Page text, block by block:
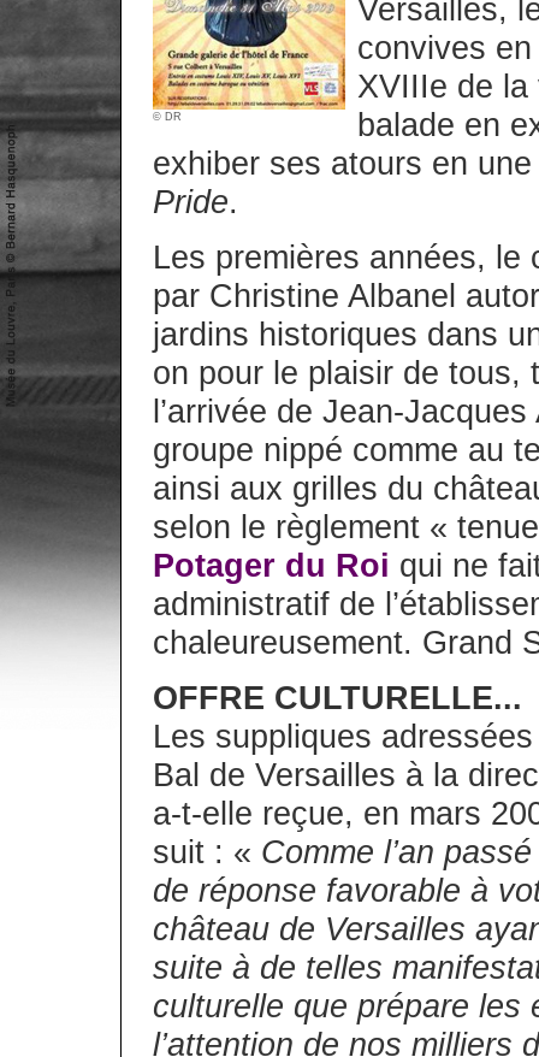
© DR
Versailles,
convives
XVIIIe de la
balade en
exhiber ses atours en
Pride.
Les premières années, le
par Christine Albanel
jardins historiques dans
on pour le plaisir de tous,
l’arrivée de Jean-
groupe nippé comme au
ainsi aux grilles du
selon le règlement «
Potager du Roi qui ne
administratif de
chaleureusement. Grand
OFFRE CULTURELLE...
Les suppliques
Bal de Versailles à la
a-t-elle reçue, en mars
suit : « Comme l’an
de réponse favorable à
château de Versailles
suite à de telles
culturelle que prépare les
l’attention de nos milliers